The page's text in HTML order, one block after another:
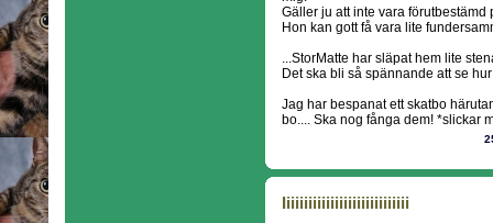
Gäller ju att inte vara förutbestämd
Hon kan gott få vara lite
...StorMatte har släpat hem lite
Det ska bli så spännande att se
Jag har bespanat ett skatbo
bo.... Ska nog fånga dem! *slickar
Iiiiiiiiiiiiiiiiiiiiiiiiiiiii